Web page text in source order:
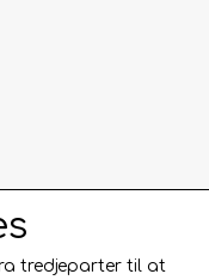
med skridsikker
tredjeparter til at